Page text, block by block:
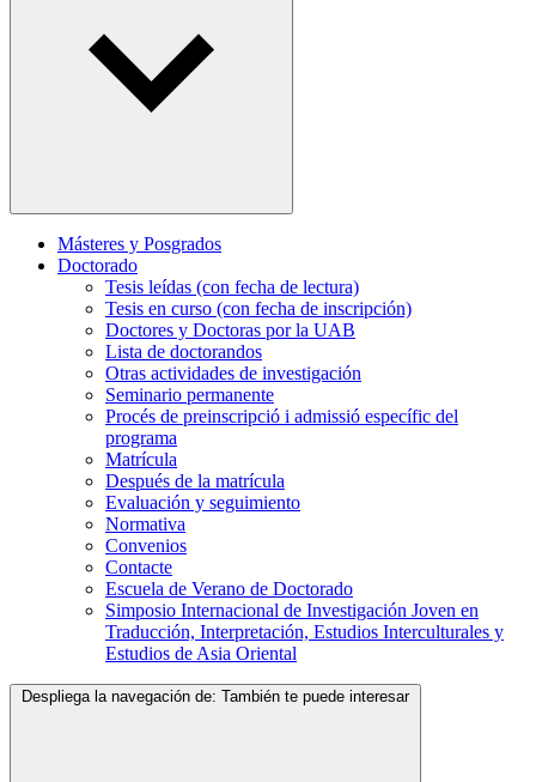
Másteres y Posgrados
Doctorado
Tesis leídas (con fecha de lectura)
Tesis en curso (con fecha de inscripción)
Doctores y Doctoras por la UAB
Lista de doctorandos
Otras actividades de investigación
Seminario permanente
Procés de preinscripció i admissió específic del
programa
Matrícula
Después de la matrícula
Evaluación y seguimiento
Normativa
Convenios
Contacte
Escuela de Verano de Doctorado
Simposio Internacional de Investigación Joven en
Traducción, Interpretación, Estudios Interculturales y
Estudios de Asia Oriental
Despliega la navegación de: También te puede interesar